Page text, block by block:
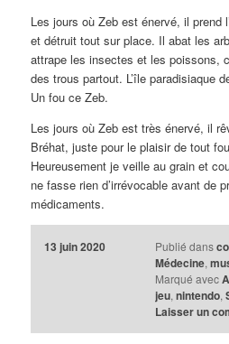
Les jours où Zeb est énervé, il prend
et détruit tout sur place. Il abat les
attrape les insectes et les poissons,
des trous partout. L’île paradisiaque
Un fou ce Zeb.
Les jours où Zeb est très énervé, il
Bréhat, juste pour le plaisir de tout
Heureusement je veille au grain et
ne fasse rien d’irrévocable avant de
médicaments.
13 juin 2020 Publié dans
Médecine,
Marqué avec
jeu, nintendo,
Laisser un